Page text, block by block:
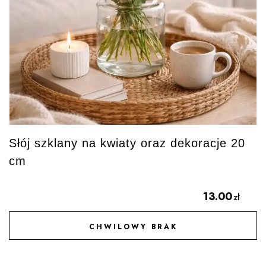
Słój szklany na kwiaty oraz dekoracje 20
cm
13.00zł
CHWILOWY BRAK
DODAJ DO ULUBIONYCH